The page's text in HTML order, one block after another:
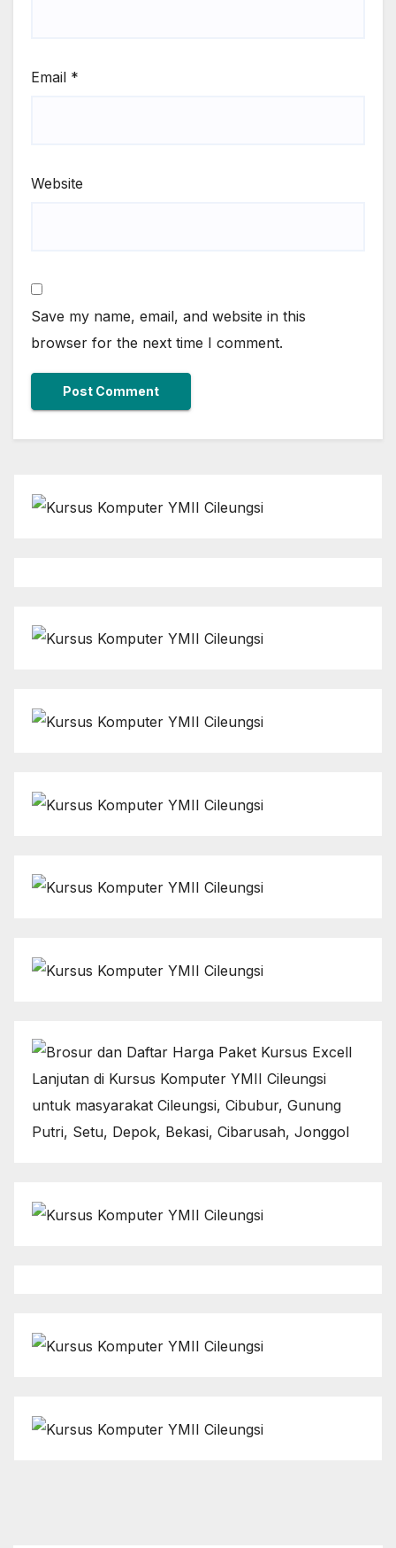
Email *
Website
Save my name, email, and website in this
browser for the next time I comment.